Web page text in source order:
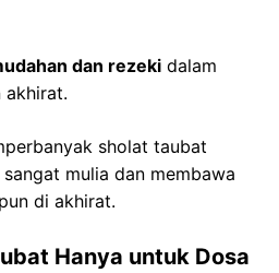
dan rezeki dalam
akhirat.
sholat taubat
mulia dan membawa
di akhirat.
Hanya untuk Dosa